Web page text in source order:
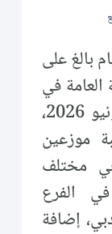
بالغ على
العامة في
سورية يوم السبت 6 حزيران/يونيو 2026،
وطالبة موزعين
في مختلف
المحافظات، منهم 215,258 في الفرع
الأدبي، إضافة